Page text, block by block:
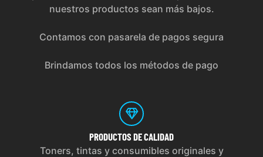
nuestros productos sean más bajos.
Contamos con pasarela de pagos segura
Brindamos todos los métodos de pago
PRODUCTOS DE CALIDAD
Toners, tintas y consumibles originales y